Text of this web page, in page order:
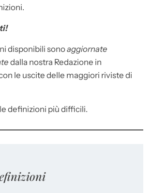
disponibili sonoaggiornate
dalla nostra Redazione in
le uscite delle maggiori riviste di
definizioni più difficili.